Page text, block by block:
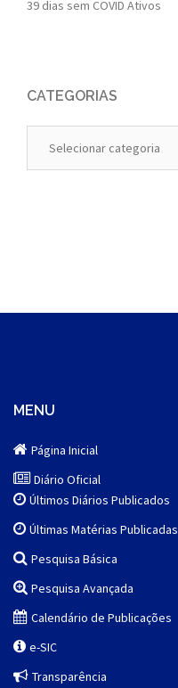
39 dias sem COVID Ativos
CATEGORIAS
MENU
Página Inicial
Diário Oficial
Últimos Diários Publicados
Últimas Matérias Publicadas
Pesquisa Básica
Pesquisa Avançada
Calendário de Publicações
e-SIC
Transparência